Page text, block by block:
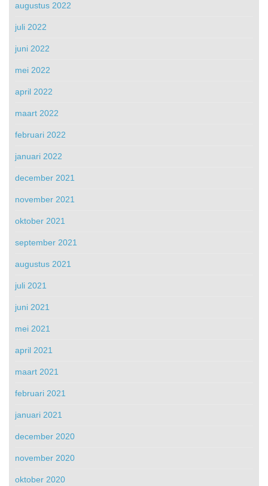
augustus 2022
juli 2022
juni 2022
mei 2022
april 2022
maart 2022
februari 2022
januari 2022
december 2021
november 2021
oktober 2021
september 2021
augustus 2021
juli 2021
juni 2021
mei 2021
april 2021
maart 2021
februari 2021
januari 2021
december 2020
november 2020
oktober 2020